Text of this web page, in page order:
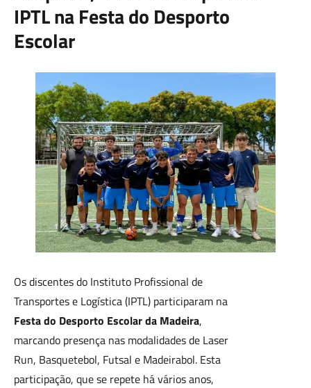
IPTL na Festa do Desporto
Escolar
Os discentes do Instituto Profissional de
Transportes e Logística (IPTL) participaram na
Festa do Desporto Escolar da Madeira,
marcando presença nas modalidades de Laser
Run, Basquetebol, Futsal e Madeirabol. Esta
participação, que se repete há vários anos,